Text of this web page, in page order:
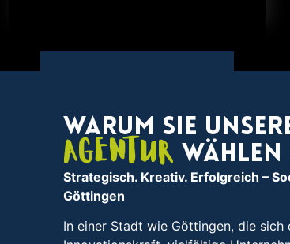
Warum Sie
Agentur
Strategisch. Kreativ. Erfolgreich–
Göttingen
In einer Stadt wie Göttingen, die